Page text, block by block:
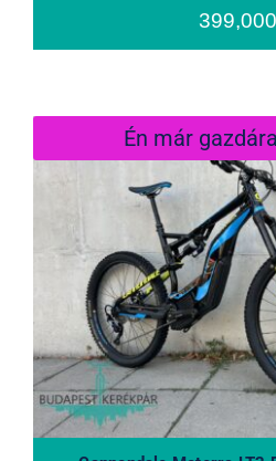
399,000
Én már
Cannondale
Enduro Bosch
Új